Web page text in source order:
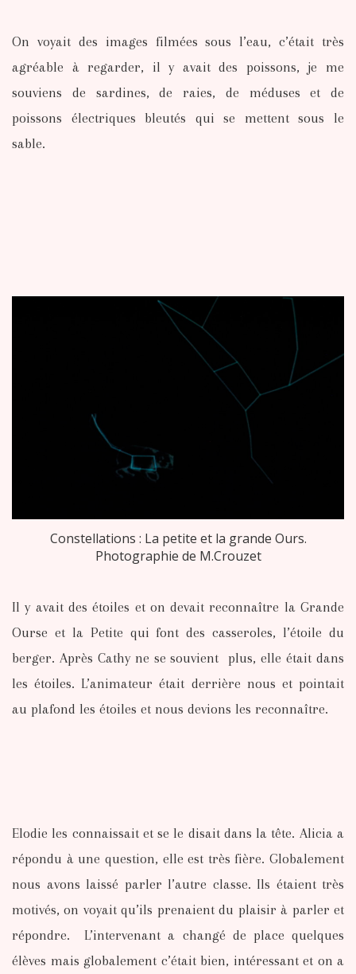
On voyait des images filmées sous l’eau, c’était très
agréable à regarder, il y avait des poissons, je me
souviens de sardines, de raies, de méduses et de
poissons électriques bleutés qui se mettent sous le
sable.
Constellations : La petite et la grande Ours.
Photographie de M.Crouzet
Il y avait des étoiles et on devait reconnaître la Grande
Ourse et la Petite qui font des casseroles, l’étoile du
berger. Après Cathy ne se souvient plus, elle était dans
les étoiles. L’animateur était derrière nous et pointait
au plafond les étoiles et nous devions les reconnaître.
Elodie les connaissait et se le disait dans la tête. Alicia a
répondu à une question, elle est très fière. Globalement
nous avons laissé parler l’autre classe. Ils étaient très
motivés, on voyait qu’ils prenaient du plaisir à parler et
répondre. L’intervenant a changé de place quelques
élèves mais globalement c’était bien, intéressant et on a